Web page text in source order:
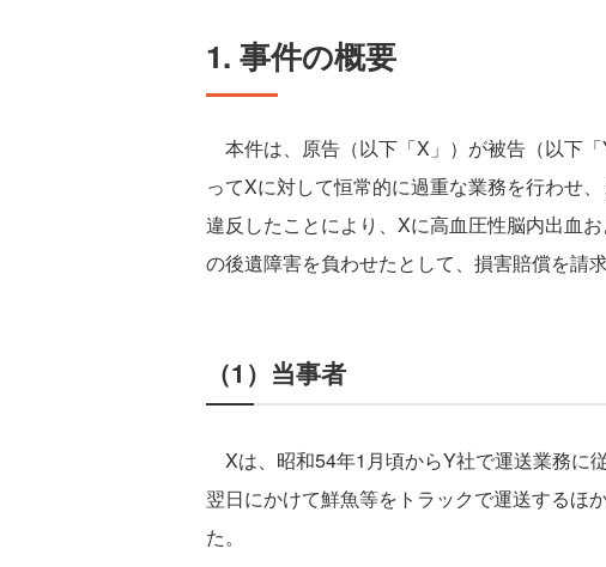
1. 事件の概要
本件は、原告（以下「X」）が被告（以下
ってXに対して恒常的に過重な業務を行わせ
違反したことにより、Xに高血圧性脳内出血
の後遺障害を負わせたとして、損害賠償を請
（1）当事者
Xは、昭和54年1月頃からY社で運送業務に
翌日にかけて鮮魚等をトラックで運送するほ
た。